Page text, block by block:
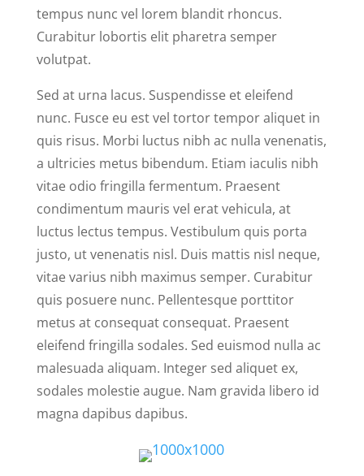
tempus nunc vel lorem blandit rhoncus.
Curabitur lobortis elit pharetra semper
volutpat.
Sed at urna lacus. Suspendisse et eleifend
nunc. Fusce eu est vel tortor tempor aliquet in
quis risus. Morbi luctus nibh ac nulla venenatis,
a ultricies metus bibendum. Etiam iaculis nibh
vitae odio fringilla fermentum. Praesent
condimentum mauris vel erat vehicula, at
luctus lectus tempus. Vestibulum quis porta
justo, ut venenatis nisl. Duis mattis nisl neque,
vitae varius nibh maximus semper. Curabitur
quis posuere nunc. Pellentesque porttitor
metus at consequat consequat. Praesent
eleifend fringilla sodales. Sed euismod nulla ac
malesuada aliquam. Integer sed aliquet ex,
sodales molestie augue. Nam gravida libero id
magna dapibus dapibus.